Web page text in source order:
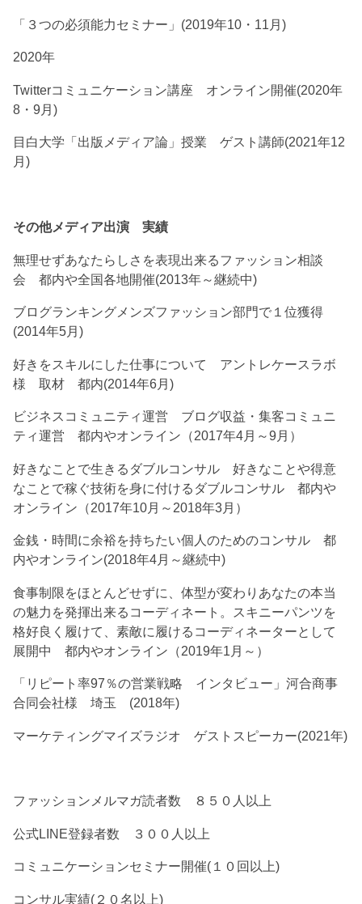
「３つの必須能力セミナー」(2019年10・11月)
2020年
Twitterコミュニケーション講座 オンライン開催(2020年
8・9月)
目白大学「出版メディア論」授業 ゲスト講師(2021年12
月)
その他メディア出演 実績
無理せずあなたらしさを表現出来るファッション相談
会 都内や全国各地開催(2013年～継続中)
ブログランキングメンズファッション部門で１位獲得
(2014年5月)
好きをスキルにした仕事について アントレケースラボ
様 取材 都内(2014年6月)
ビジネスコミュニティ運営 ブログ収益・集客コミュニ
ティ運営 都内やオンライン（2017年4月～9月）
好きなことで生きるダブルコンサル 好きなことや得意
なことで稼ぐ技術を身に付けるダブルコンサル 都内や
オンライン（2017年10月～2018年3月）
金銭・時間に余裕を持ちたい個人のためのコンサル 都
内やオンライン(2018年4月～継続中)
食事制限をほとんどせずに、体型が変わりあなたの本当
の魅力を発揮出来るコーディネート。スキニーパンツを
格好良く履けて、素敵に履けるコーディネーターとして
展開中 都内やオンライン（2019年1月～）
「リピート率97％の営業戦略 インタビュー」河合商事
合同会社様 埼玉 (2018年)
マーケティングマイズラジオ ゲストスピーカー(2021年)
ファッションメルマガ読者数 ８５０人以上
公式LINE登録者数 ３００人以上
コミュニケーションセミナー開催(１０回以上)
コンサル実績(２０名以上)